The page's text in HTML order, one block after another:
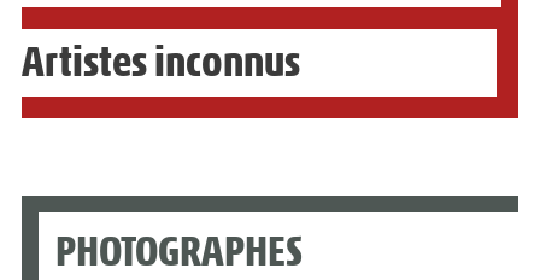
Artistes inconnus
PHOTOGRAPHES